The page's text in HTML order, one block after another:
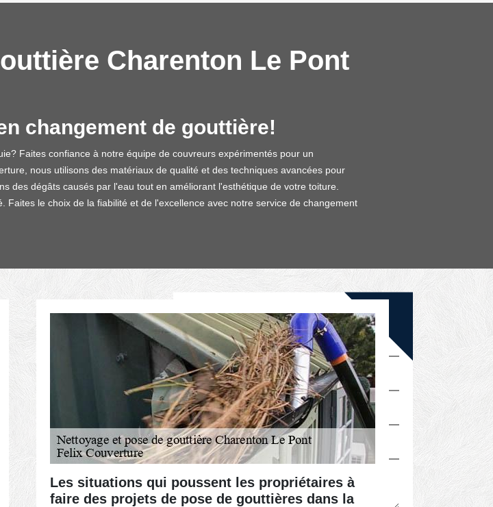
DEVIS GRATUIT
Charenton Le Pont
changement de gouttière!
Faites confiance à notre équipe de couvreurs expérimentés pour un
nous utilisons des matériaux de qualité et des techniques avancées pour
des dégâts causés par l'eau tout en améliorant l'esthétique de votre toiture.
le choix de la fiabilité et de l'excellence avec notre service de changement
Les situations qui poussent les propriétaires à
faire des projets de pose de gouttières dans la
Les